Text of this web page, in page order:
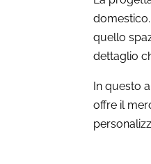
quello
dettaglio
In questo
offre il